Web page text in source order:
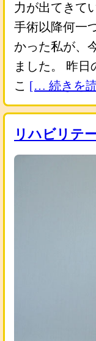
力が出てきて
手術以降何一
かった私が、
ました。 昨
こ [… 続きを
リハビリテ